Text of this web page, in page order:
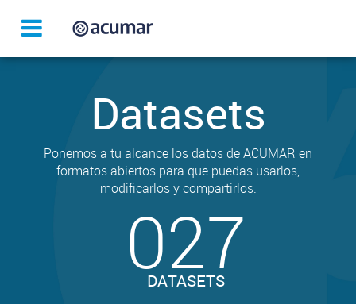
Datasets
Ponemos a tu alcance los datos de ACUMAR en
formatos abiertos para que puedas usarlos,
modificarlos y compartirlos.
027
DATASETS